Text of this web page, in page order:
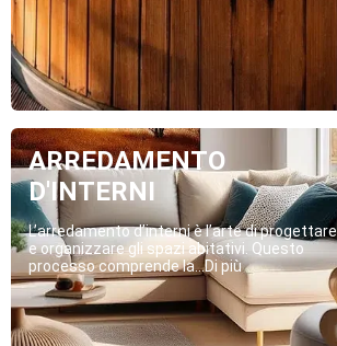
ARREDAMENTO
D'INTERNI
L’arredamento d’interni è l’arte di progettare
e organizzare gli spazi abitativi. Questo
processo comprende la...Di più